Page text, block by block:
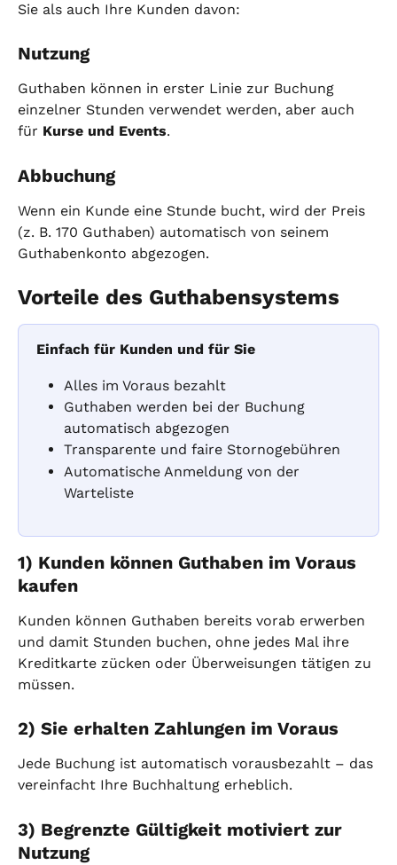
Sie als auch Ihre Kunden davon:
Nutzung
Guthaben können in erster Linie zur Buchung
einzelner Stunden verwendet werden, aber auch
für Kurse und Events.
Abbuchung
Wenn ein Kunde eine Stunde bucht, wird der Preis
(z. B. 170 Guthaben) automatisch von seinem
Guthabenkonto abgezogen.
Vorteile des Guthabensystems
Einfach für Kunden und für Sie
Alles im Voraus bezahlt
Guthaben werden bei der Buchung
automatisch abgezogen
Transparente und faire Stornogebühren
Automatische Anmeldung von der
Warteliste
1) Kunden können Guthaben im Voraus
kaufen
Kunden können Guthaben bereits vorab erwerben
und damit Stunden buchen, ohne jedes Mal ihre
Kreditkarte zücken oder Überweisungen tätigen zu
müssen.
2) Sie erhalten Zahlungen im Voraus
Jede Buchung ist automatisch vorausbezahlt – das
vereinfacht Ihre Buchhaltung erheblich.
3) Begrenzte Gültigkeit motiviert zur
Nutzung